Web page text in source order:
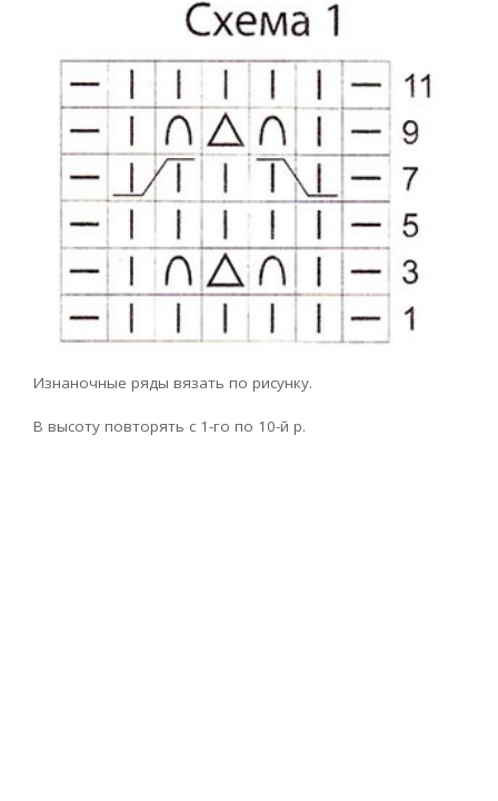
Изнаночные ряды вязать по рисунку.
В высоту повторять с 1-го по 10-й р.